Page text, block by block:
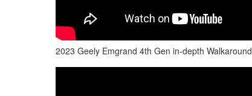
2023 Geely Emgrand 4th Gen in-depth Walkaround